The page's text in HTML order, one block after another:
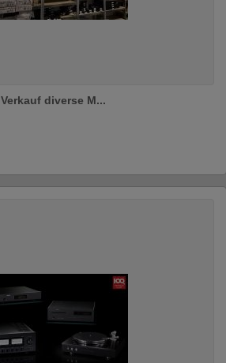
Verkauf diverse M...